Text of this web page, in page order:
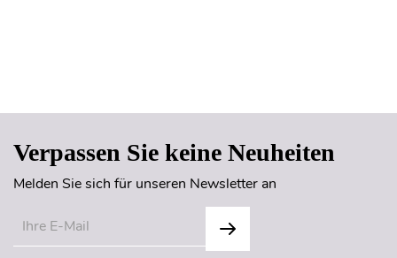
Verpassen Sie keine Neuheiten
Melden Sie sich für unseren Newsletter an